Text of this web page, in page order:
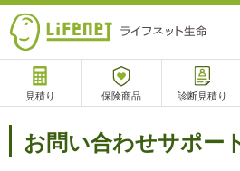
見積り 保険商品 診断見積り
サポート
お問い合わせサポー